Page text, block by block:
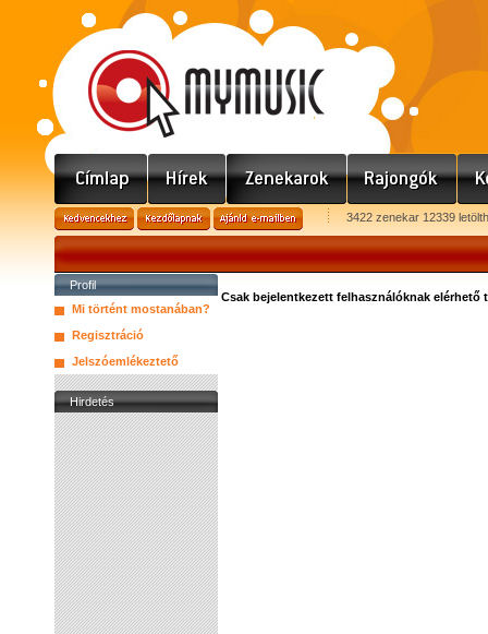
3422 zenekar 12339
Profil
Mi történt mostanában?
Regisztráció
Jelszóemlékeztető
Hirdetés
Csak bejelentkezett felhasználóknak elérhető